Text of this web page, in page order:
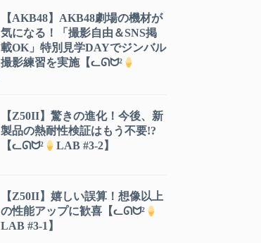
【AKB48】AKB48劇場の機材が
気になる！「撮影自由＆SNS掲
載OK」特別見学DAYでジンバル
撮影練習を実施【ᓚᘏᗢ²
【Z50II】驚きの進化！今後、新
製品の熱耐性検証はもう不要!?
【ᓚᘏᗢ²
LAB #3-2】
【Z50II】嬉しい誤算！想像以上
の性能アップに歓喜【ᓚᘏᗢ²
LAB #3-1】